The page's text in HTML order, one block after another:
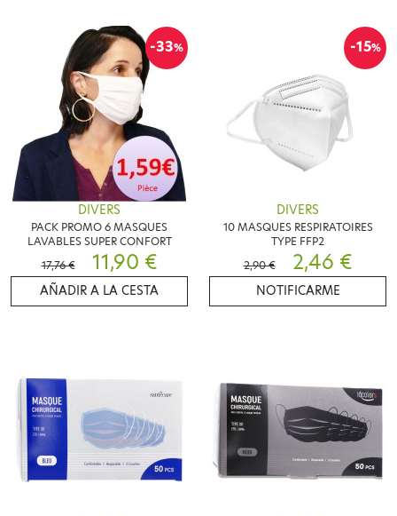
-33%
DIVERS
PACK PROMO 6 MASQUES
LAVABLES SUPER CONFORT
17,76 €
11,90 €
AÑADIR A LA CESTA
-15%
DIVERS
10 MASQUES RESPIRATOIRES
TYPE FFP2
2,90 €
2,46 €
NOTIFICARME